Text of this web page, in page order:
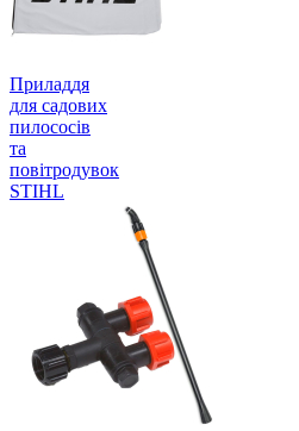
Приладдя
для садових
пилососів
та
повітродувок
STIHL